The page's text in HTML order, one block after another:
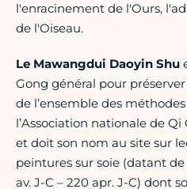
l'enracinement de l'Ours,
de l'Oiseau.
Le Mawangdui Daoyin Shu
Gong général pour
de l’ensemble des
l’Association nationale de
et doit son nom au site sur
peintures sur soie (datant de
av. J-C – 220 apr. J-C) dont